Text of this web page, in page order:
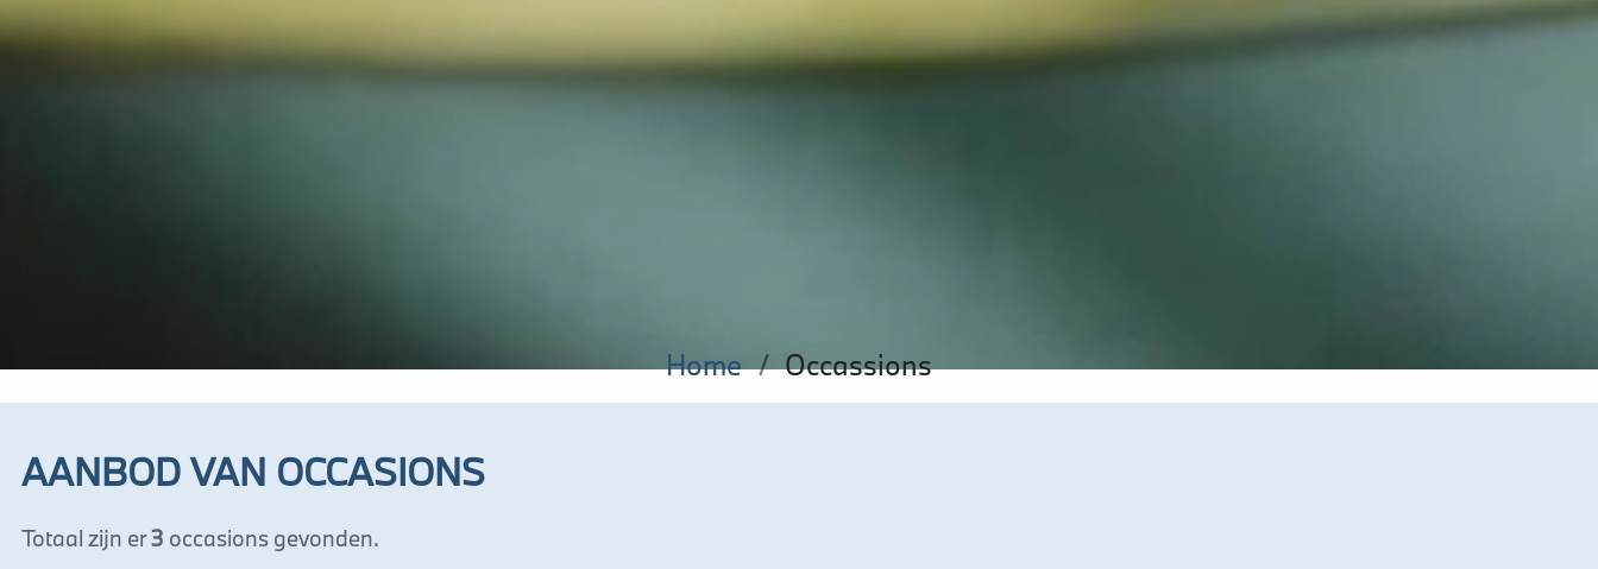
Home / Occassions
AANBOD VAN OCCASIONS
Totaal zijn er3 occasions gevonden.